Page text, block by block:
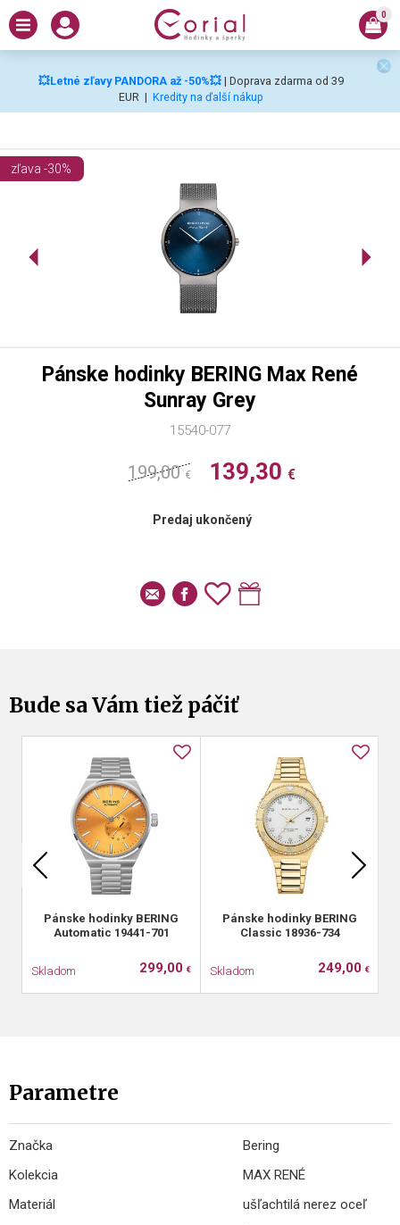
💥Letné zľavy PANDORA až -50%💥 | Doprava zdarma od 39
EUR | Kredity na ďalší nákup
0
zľava -30%
15540-077
Pánske hodinky BERING Max René
Sunray Grey
199,00€ 139,30 €
Predaj ukončený
Bude sa Vám tiež páčiť
Pánske hodinky BERING
Automatic 19441-701
Skladom 299,00 €
Pánske hodinky BERING
Classic 18936-734
Skladom 249,00 €
Parametre
Značka
Bering
Kolekcia
MAX RENÉ
Materiál
ušľachtilá nerez oceľ